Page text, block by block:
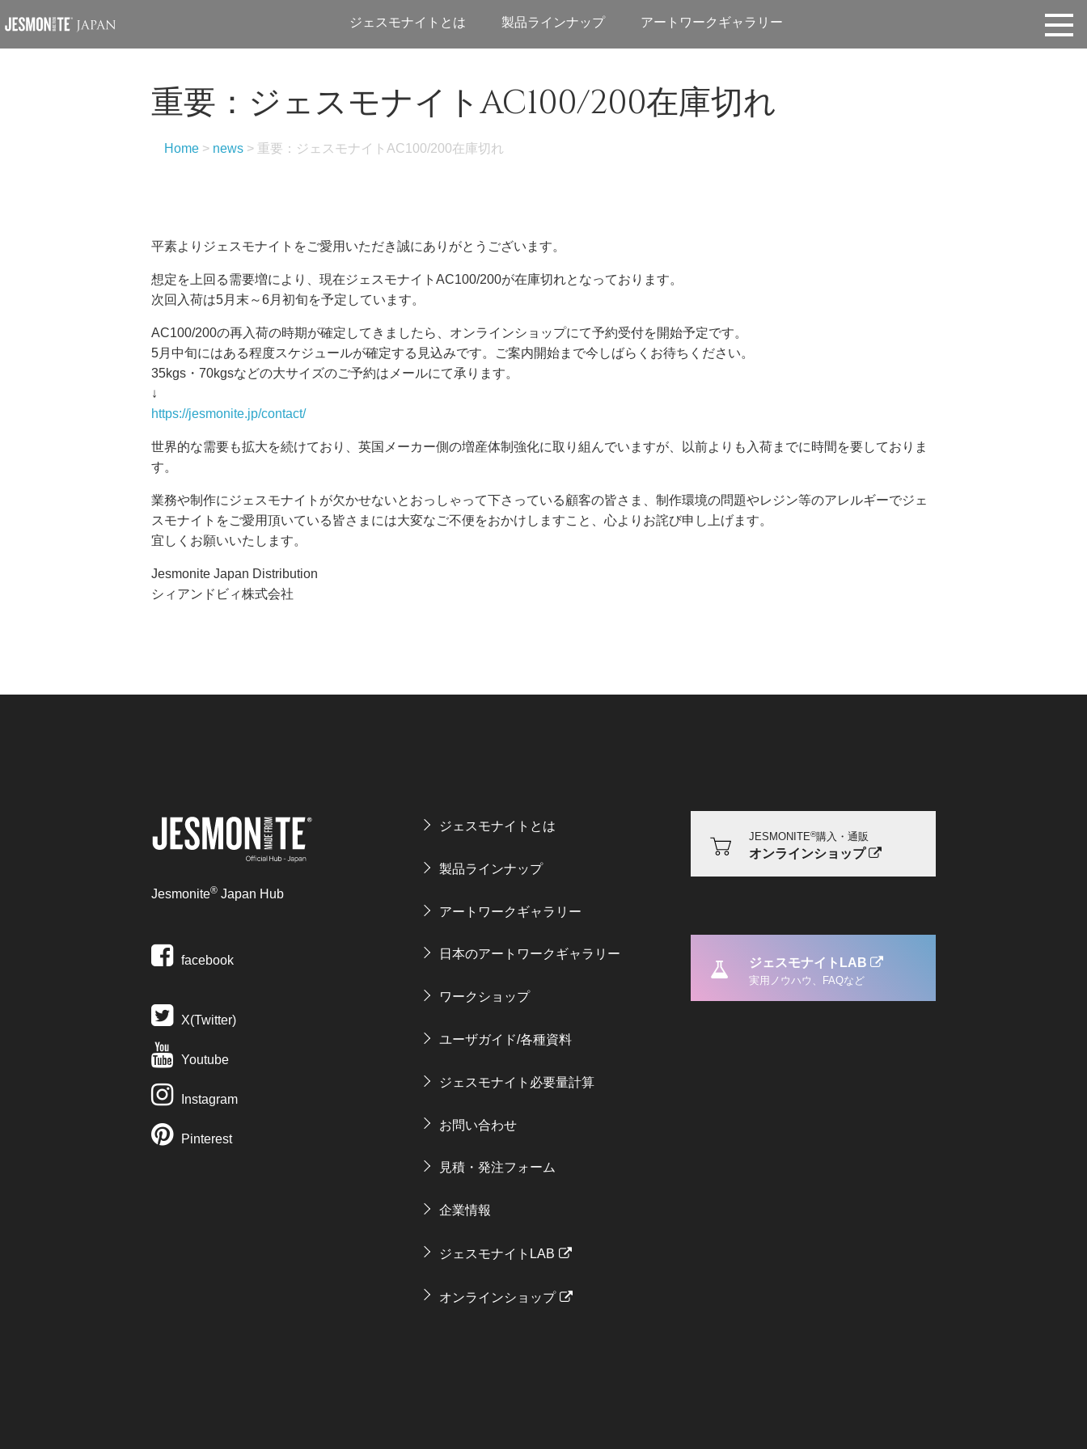
ジェスモナイトとは 製品ラインナップ アートワークギャラリー
重要：ジェスモナイトAC100/200在庫切れ
Home > news > 重要：ジェスモナイトAC100/200在庫切れ
平素よりジェスモナイトをご愛用いただき誠にありがとうございます。
想定を上回る需要増により、現在ジェスモナイトAC100/200が在庫切れとなっております。
次回入荷は5月末～6月初旬を予定しています。
AC100/200の再入荷の時期が確定してきましたら、オンラインショップにて予約受付を開始予定です。
5月中旬にはある程度スケジュールが確定する見込みです。ご案内開始まで今しばらくお待ちください。
35kgs・70kgsなどの大サイズのご予約はメールにて承ります。
↓
https://jesmonite.jp/contact/
世界的な需要も拡大を続けており、英国メーカー側の増産体制強化に取り組んでいますが、以前よりも入荷までに時間を要しておりま
す。
業務や制作にジェスモナイトが欠かせないとおっしゃって下さっている顧客の皆さま、制作環境の問題やレジン等のアレルギーでジェ
スモナイトをご愛用頂いている皆さまには大変なご不便をおかけしますこと、心よりお詫び申し上げます。
宜しくお願いいたします。
Jesmonite Japan Distribution
シィアンドビィ株式会社
Jesmonite® Japan Hub
facebook
X(Twitter)
Youtube
Instagram
Pinterest
ジェスモナイトとは
製品ラインナップ
アートワークギャラリー
日本のアートワークギャラリー
ワークショップ
ユーザガイド/各種資料
ジェスモナイト必要量計算
お問い合わせ
見積・発注フォーム
企業情報
ジェスモナイトLAB
オンラインショップ
JESMONITE®購入・通販
オンラインショップ
ジェスモナイトLAB
実用ノウハウ、FAQなど